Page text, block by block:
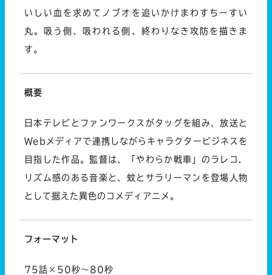
いしい血を求めてノブオを追いかけまわすちーすい
丸。吸う側、吸われる側、終わりなき攻防を描きま
す。
概要
日本テレビとファンワークスがタッグを組み、放送と
Webメディアで連携しながらキャラクタービジネスを
目指した作品。監督は、「やわらか戦車」のラレコ．
リズム感のある音楽と、蚊とサラリーマンを登場人物
として据えた異色のコメディアニメ。
フォーマット
75話×50秒～80秒